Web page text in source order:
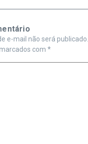
e-mail não será publicado.
com *